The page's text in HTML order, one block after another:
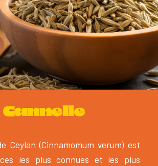
Cannelle
Ceylan (Cinnamomum verum) est
les plus connues et les plus